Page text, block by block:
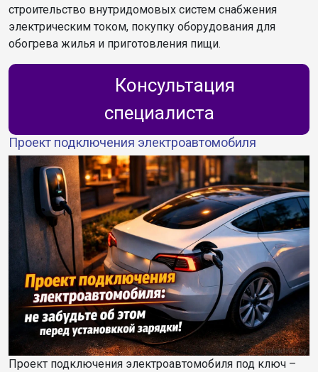
строительство внутридомовых систем снабжения
электрическим током, покупку оборудования для
обогрева жилья и приготовления пищи.
Консультация
специалиста
Проект подключения электроавтомобиля
Проект подключения электроавтомобиля под ключ –